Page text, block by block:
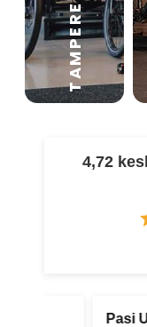
TAMPERE
4,72
Pasi U